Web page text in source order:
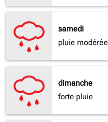
samedi
pluie modérée
dimanche
forte pluie